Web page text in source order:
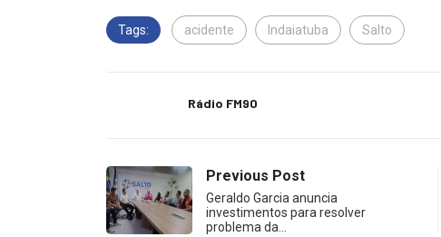
Tags: acidente Indaiatuba Salto
Rádio FM90
Previous Post
Geraldo Garcia anuncia
investimentos para resolver
problema da…